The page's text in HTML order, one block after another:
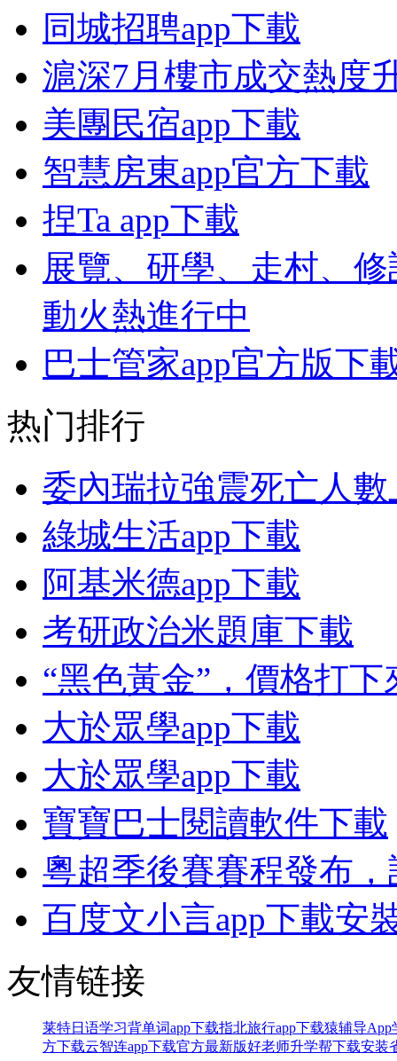
同城招聘app下載
滬深7月樓市成交熱度
美團民宿app下載
智慧房東app官方下載
捏Ta app下載
展覽、研學、走村、
動火熱進行中
巴士管家app官方版下
热门排行
委內瑞拉強震死亡人數
綠城生活app下載
阿基米德app下載
考研政治米題庫下載
“黑色黃金”，價格打下
大於眾學app下載
大於眾學app下載
寶寶巴士閱讀軟件下載
粵超季後賽賽程發布
百度文小言app下載安
友情链接
莱特日语学习背单词app下载指北旅行app下载猿辅导App
方下载云智连app下载官方最新版好老师升学帮下载安装